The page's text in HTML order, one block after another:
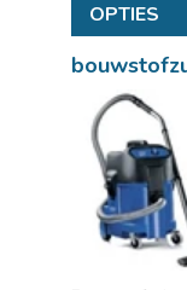
OPTIES